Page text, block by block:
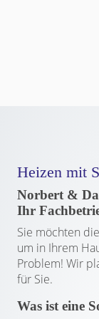
Heizen mit
Norbert &
Ihr
Sie möchten
um in Ihrem
Problem! Wir
für Sie.
Was ist eine